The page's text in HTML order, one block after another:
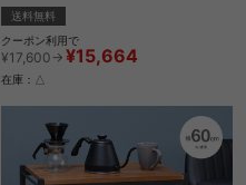
送料無料
クーポン利用で
¥17,600→ ¥15,664
在庫：△